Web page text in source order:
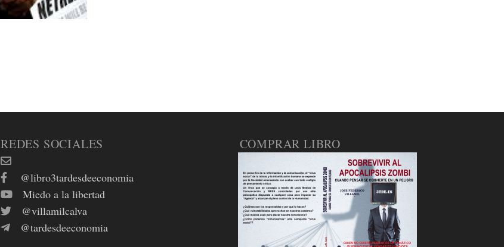
REDES SOCIALES
@libro3tardesdeeconomia
Miedo a la libertad
@villamilcalva
@tardesdeeconomia
COMPRAR LIBRO